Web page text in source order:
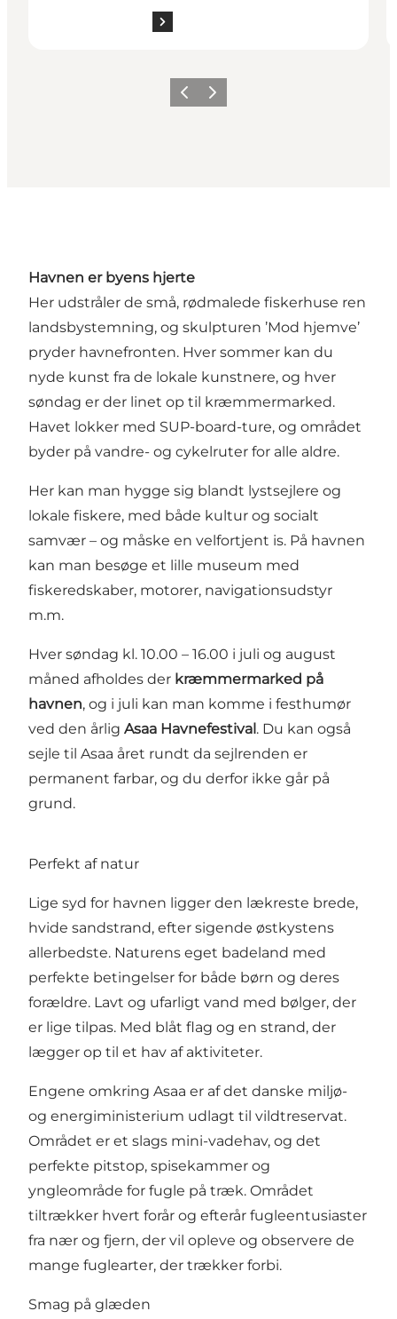
ForrigeNæste
Havnen er byens hjerte
Her udstråler de små, rødmalede fiskerhuse ren
landsbystemning, og skulpturen ’Mod hjemve’
pryder havnefronten. Hver sommer kan du
nyde kunst fra de lokale kunstnere, og hver
søndag er der linet op til kræmmermarked.
Havet lokker med SUP-board-ture, og området
byder på vandre- og cykelruter for alle aldre.
Her kan man hygge sig blandt lystsejlere og
lokale fiskere, med både kultur og socialt
samvær – og måske en velfortjent is. På havnen
kan man besøge et lille museum med
fiskeredskaber, motorer, navigationsudstyr
m.m.
Hver søndag kl. 10.00 – 16.00 i juli og august
måned afholdes der kræmmermarked på
havnen, og i juli kan man komme i festhumør
ved den årlig Asaa Havnefestival. Du kan også
sejle til Asaa året rundt da sejlrenden er
permanent farbar, og du derfor ikke går på
grund.
Perfekt af natur
Lige syd for havnen ligger den lækreste brede,
hvide sandstrand, efter sigende østkystens
allerbedste. Naturens eget badeland med
perfekte betingelser for både børn og deres
forældre. Lavt og ufarligt vand med bølger, der
er lige tilpas. Med blåt flag og en strand, der
lægger op til et hav af aktiviteter.
Engene omkring Asaa er af det danske miljø-
og energiministerium udlagt til vildtreservat.
Området er et slags mini-vadehav, og det
perfekte pitstop, spisekammer og
yngleområde for fugle på træk. Området
tiltrækker hvert forår og efterår fugleentusiaster
fra nær og fjern, der vil opleve og observere de
mange fuglearter, der trækker forbi.
Smag på glæden